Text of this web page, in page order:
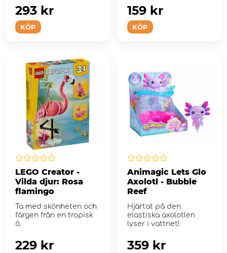
KÖP
293 kr
KÖP
159 kr
LEGO Creator -
Vilda djur: Rosa
flamingo
Ta med skönheten och
färgen från en tropisk
ö.
229 kr
Animagic Lets Glo
Axolotl - Bubble
Reef
Hjärtat på den
elastiska axolotlen
lyser i vattnet!
359 kr